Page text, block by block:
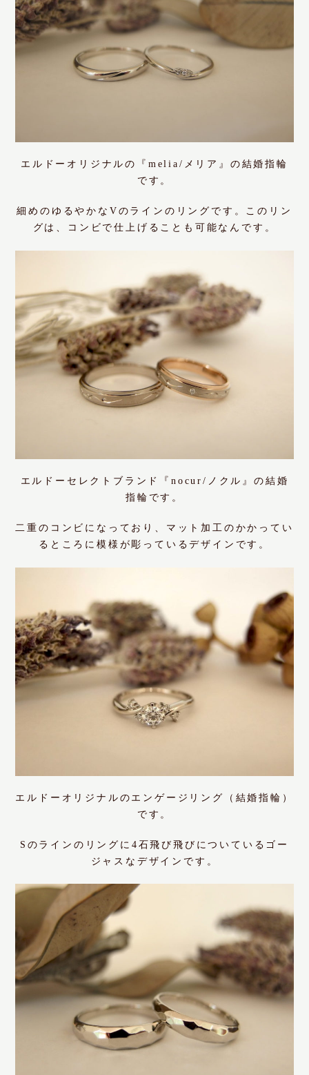
エルドーオリジナルの『melia/メリア』の結婚指輪
です。
細めのゆるやかなVのラインのリングです。このリン
グは、コンビで仕上げることも可能なんです。
エルドーセレクトブランド『nocur/ノクル』の結婚
指輪です。
二重のコンビになっており、マット加工のかかってい
るところに模様が彫っているデザインです。
エルドーオリジナルのエンゲージリング（結婚指輪）
です。
Sのラインのリングに4石飛び飛びについているゴー
ジャスなデザインです。